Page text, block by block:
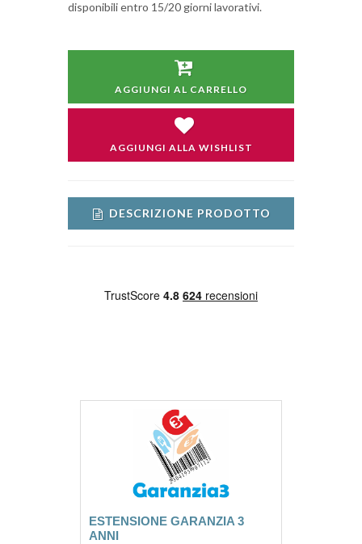
disponibili entro 15/20 giorni lavorativi.
AGGIUNGI AL CARRELLO
AGGIUNGI ALLA WISHLIST
DESCRIZIONE PRODOTTO
ESTENSIONE GARANZIA 3
ANNI